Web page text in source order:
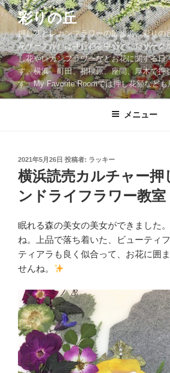
コ
ン
テ
ン
ツ
へ
ス
彩りの丘
押し花とレカンフラワーの散歩道。彩りの
花サークル）は押し花を中心としたサーク
し花やレカンフラワーなどお花に関する日
す。横浜、町田、相模原、座間、厚木で押
す。My Favorite Roomでは押し花額など
メニュー
投
稿
日:
2021年5月26日 投稿者: ラッキー
横浜読売カルチャー押
ンドライフラワー教室
眠れる森の美女の美女ができました
ね。上品で落ち着いた、ビューティ
ティアラも良く似合って、お花に囲
せんね。